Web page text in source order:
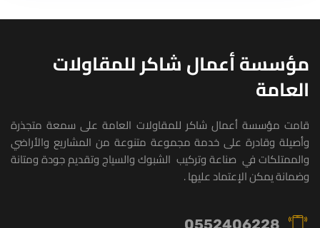
مؤسسة أعمال شاكر للمقاولات
العامة
قامت مؤسسة أعمالشاكر للمقاولات العامةعلى سمعة متجذرة
وأصيلة وقادرة على خدمة مجموعة متنوعة من المشاريع والأراضي
والممتلكات في صناعةوتركيب الشبوكوالسياجوتقديم جودة ومتانة
وضمانةيمكنالإعتمادعليها.
0552406228